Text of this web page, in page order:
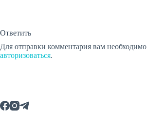
Ответить
Для отправки комментария вам необходимо
авторизоваться.